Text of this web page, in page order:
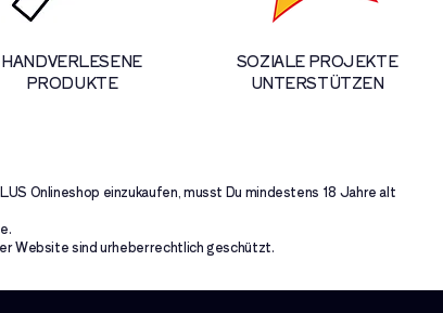
HANDVERLESENE
PRODUKTE
SOZIALE PROJEKTE
UNTERSTÜTZEN
Onlineshop einzukaufen, musst Du mindestens 18 Jahre alt
Website sind urheberrechtlich geschützt.